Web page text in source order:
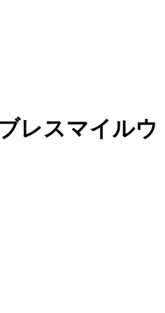
レスマイルウ